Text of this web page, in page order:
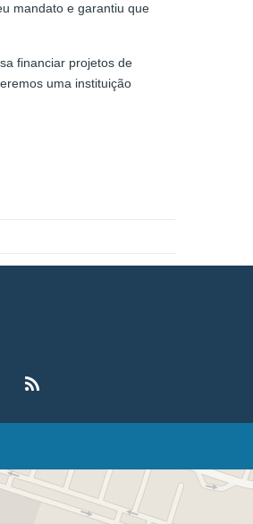
mandato e garantiu que
financiar projetos de
uma instituição